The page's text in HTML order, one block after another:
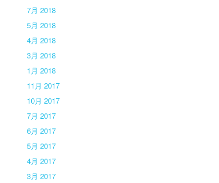
7月 2018
5月 2018
4月 2018
3月 2018
1月 2018
11月 2017
10月 2017
7月 2017
6月 2017
5月 2017
4月 2017
3月 2017